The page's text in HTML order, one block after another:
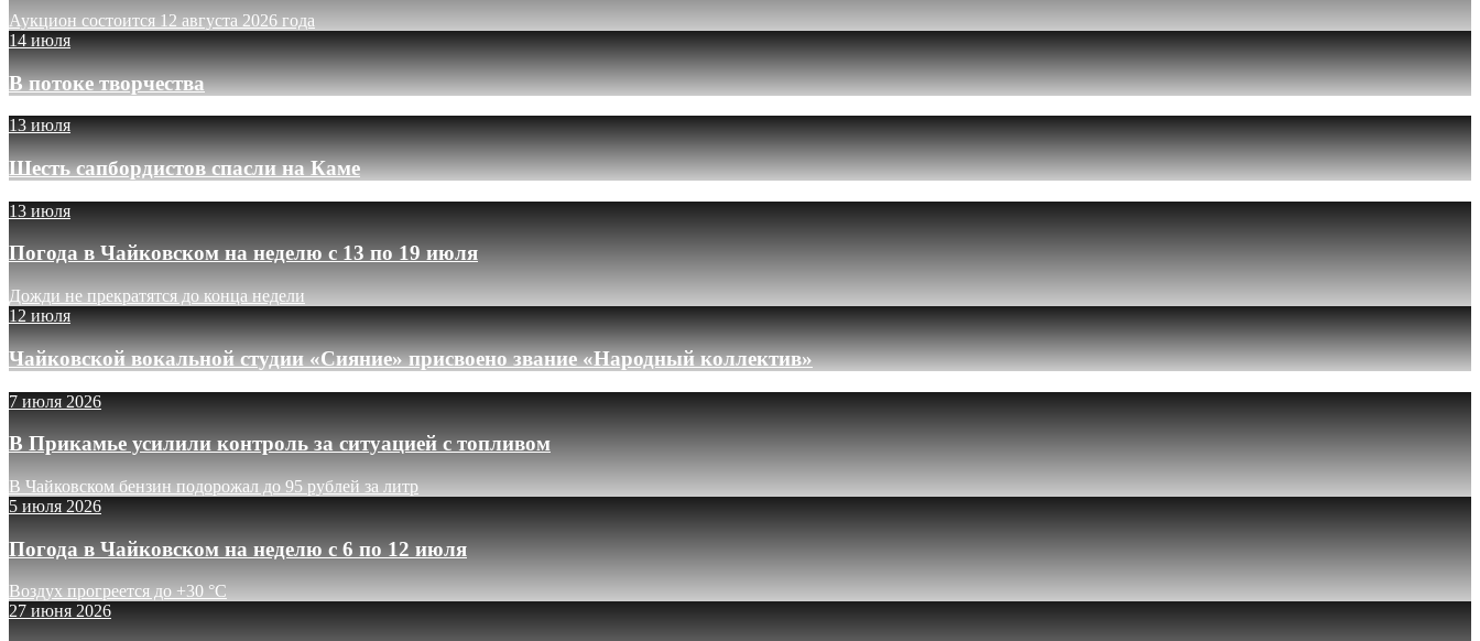
Аукцион состоится 12 августа 2026 года
14 июля
В потоке творчества
13 июля
Шесть сапбордистов спасли на Каме
13 июля
Погода в Чайковском на неделю с 13 по 19 июля
Дожди не прекратятся до конца недели
12 июля
Чайковской вокальной студии «Сияние» присвоено звание «Народный коллектив»
7 июля 2026
В Прикамье усилили контроль за ситуацией с топливом
В Чайковском бензин подорожал до 95 рублей за литр
5 июля 2026
Погода в Чайковском на неделю с 6 по 12 июля
Воздух прогреется до +30 °C
27 июня 2026